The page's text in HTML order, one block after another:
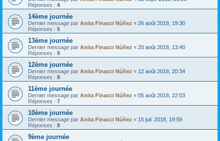
Réponses : 4
14ème journée
Dernier message par Anita Finacci Núñez « 26 août 2018, 19:30
Réponses : 5
13ème journée
Dernier message par Anita Finacci Núñez « 20 août 2018, 13:40
Réponses : 9
12ème journée
Dernier message par Anita Finacci Núñez « 12 août 2018, 20:34
Réponses : 8
11ème journée
Dernier message par Anita Finacci Núñez « 05 août 2018, 22:03
Réponses : 7
10ème journée
Dernier message par Anita Finacci Núñez « 15 juil. 2018, 19:59
Réponses : 8
9ème journée